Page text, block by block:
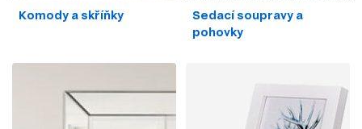
Komody a skříňky
Sedací soupravy a
pohovky